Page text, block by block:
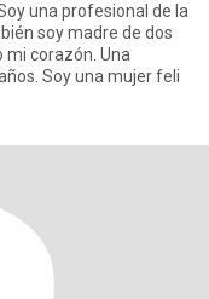
una profesional de la
mi corazón. Una
Soy una mujer feli